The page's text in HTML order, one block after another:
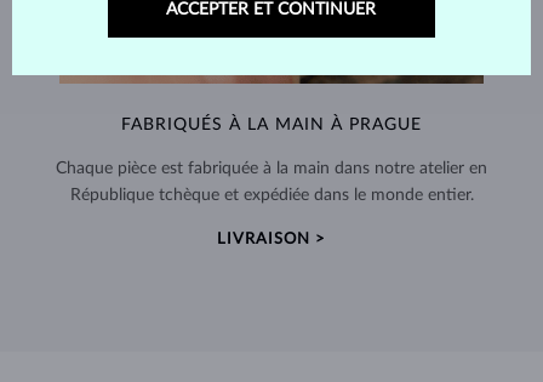
FABRIQUÉS À LA MAIN À PRAGUE
Chaque pièce est fabriquée à la main dans notre atelier en
République tchèque et expédiée dans le monde entier.
LIVRAISON >
ACCEPTER ET CONTINUER